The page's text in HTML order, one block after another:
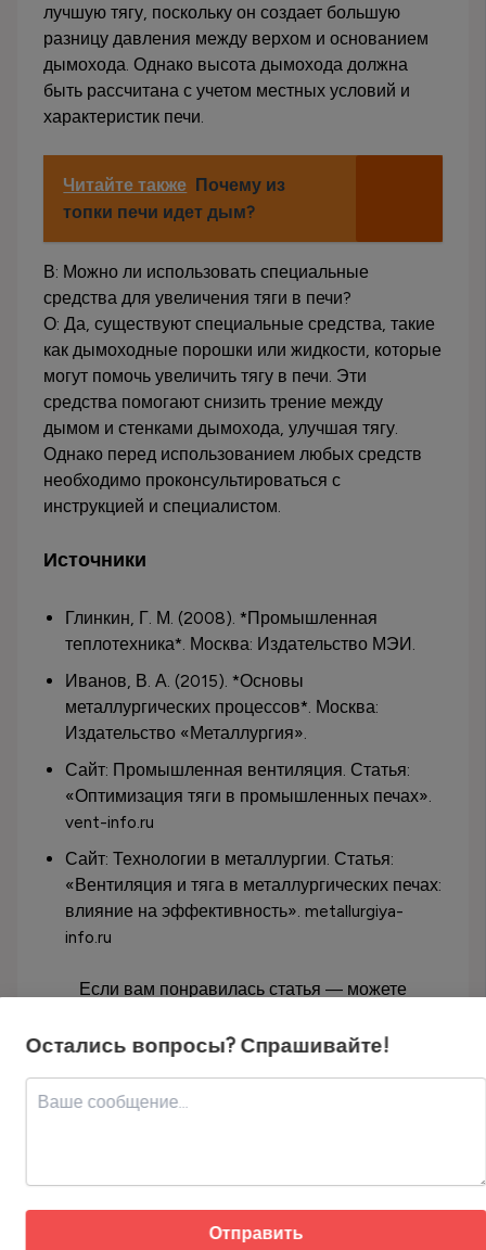
лучшую тягу, поскольку он создает большую
разницу давления между верхом и основанием
дымохода. Однако высота дымохода должна
быть рассчитана с учетом местных условий и
характеристик печи.
Читайте также Почему из
топки печи идет дым?
В: Можно ли использовать специальные
средства для увеличения тяги в печи?
О: Да, существуют специальные средства, такие
как дымоходные порошки или жидкости, которые
могут помочь увеличить тягу в печи. Эти
средства помогают снизить трение между
дымом и стенками дымохода, улучшая тягу.
Однако перед использованием любых средств
необходимо проконсультироваться с
инструкцией и специалистом.
Источники
Глинкин, Г. М. (2008). *Промышленная
теплотехника*. Москва: Издательство МЭИ.
Иванов, В. А. (2015). *Основы
металлургических процессов*. Москва:
Издательство «Металлургия».
Сайт: Промышленная вентиляция. Статья:
«Оптимизация тяги в промышленных печах».
vent-info.ru
Сайт: Технологии в металлургии. Статья:
«Вентиляция и тяга в металлургических печах:
влияние на эффективность». metallurgiya-
info.ru
Если вам понравилась статья — можете
Скопируйте адрес или используйте QR-код для перевода
Остались вопросы? Спрашивайте!
Отправить